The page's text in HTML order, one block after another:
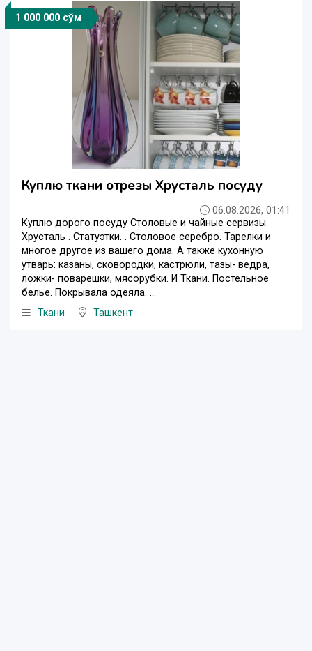
1 000 000 сўм
Куплю ткани отрезы Хрусталь посуду
06.08.2026, 01:41
Куплю дорого посуду Столовые и чайные сервизы.
Хрусталь . Статуэтки. . Столовое серебро. Тарелки и
многое другое из вашего дома. А также кухонную
утварь: казаны, сковородки, кастрюли, тазы- ведра,
ложки- поварешки, мясорубки. И Ткани. Постельное
белье. Покрывала одеяла. ...
Ткани
Ташкент